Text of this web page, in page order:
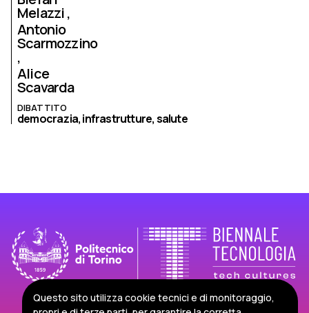
Melazzi
Antonio
Scarmozzino
Alice
Scavarda
DIBATTITO
democrazia,infrastrutture,salute
Questo sito utilizza cookie tecnici e di monitoraggio,